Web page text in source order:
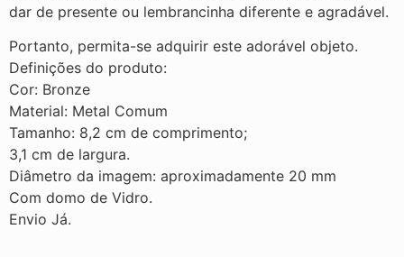
dar de presente ou lembrancinha diferente e agradável.
Portanto, permita-se adquirir este adorável objeto.
Definições do produto:
Cor: Bronze
Material: Metal Comum
Tamanho: 8,2 cm de comprimento;
3,1 cm de largura.
Diâmetro da imagem: aproximadamente 20 mm
Com domo de Vidro.
Envio Já.